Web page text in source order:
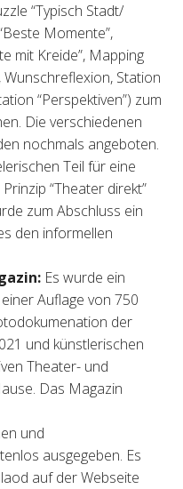
“Typisch Stadt/
Momente”,
mit Kreide”, Mapping
Station
“Perspektiven”) zum
Die verschiedenen
nochmals angeboten.
Teil für eine
“Theater direkt”
zum Abschluss ein
den informellen
Es wurde ein
Auflage von 750
der
und künstlerischen
Theater- und
Das Magazin
und
ausgegeben. Es
auf der Webseite